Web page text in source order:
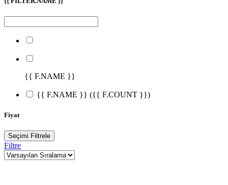
{{ F.NAME }}
{{ F.NAME }} ({{ F.COUNT }})
Fiyat
Seçimi Filtrele
Filtre